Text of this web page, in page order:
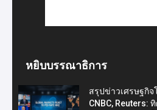
หยิบบรรณาธิการ
สรุปข่าวเศรษฐกิ
CNBC, Reuters: